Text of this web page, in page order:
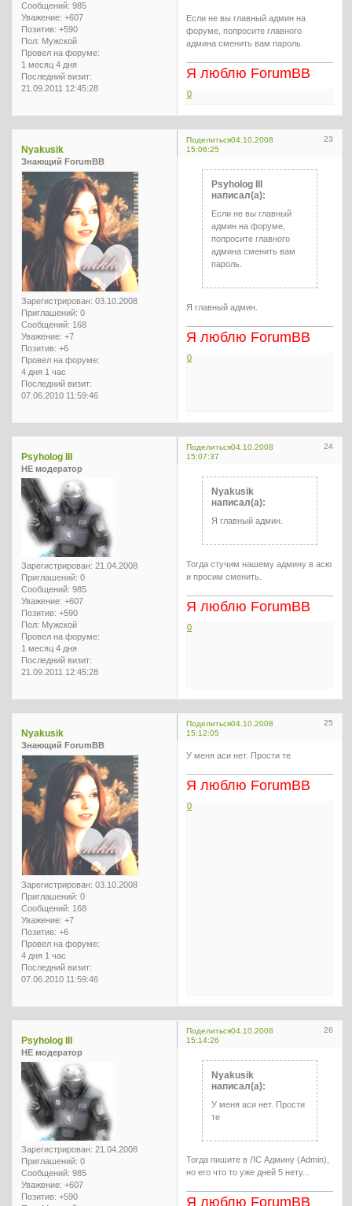
Сообщений: 985
Уважение: +607
Позитив: +590
Пол: Мужской
Провел на форуме:
1 месяц 4 дня
Последний визит:
21.09.2011 12:45:28
Если не вы главный админ на
форуме, попросите главного
админа сменить вам пароль.
Я люблю ForumBB
0
Поделиться 23
04.10.2008
15:06:25
Nyakusik
Знающий ForumBB
Зарегистрирован: 03.10.2008
Приглашений: 0
Сообщений: 168
Уважение: +7
Позитив: +6
Провел на форуме:
4 дня 1 час
Последний визит:
07.06.2010 11:59:46
Psyholog III
написал(а):
Если не вы главный
админ на форуме,
попросите главного
админа сменить вам
пароль.
Я главный админ.
Я люблю ForumBB
0
Поделиться 24
04.10.2008
15:07:37
Psyholog III
НЕ модератор
Зарегистрирован: 21.04.2008
Приглашений: 0
Сообщений: 985
Уважение: +607
Позитив: +590
Пол: Мужской
Провел на форуме:
1 месяц 4 дня
Последний визит:
21.09.2011 12:45:28
Nyakusik
написал(а):
Я главный админ.
Тогда стучим нашему админу в асю
и просим сменить.
Я люблю ForumBB
0
Поделиться 25
04.10.2008
15:12:05
Nyakusik
Знающий ForumBB
Зарегистрирован: 03.10.2008
Приглашений: 0
Сообщений: 168
Уважение: +7
Позитив: +6
Провел на форуме:
4 дня 1 час
Последний визит:
07.06.2010 11:59:46
У меня аси нет. Прости те
Я люблю ForumBB
0
Поделиться 26
04.10.2008
15:14:26
Psyholog III
НЕ модератор
Зарегистрирован: 21.04.2008
Приглашений: 0
Сообщений: 985
Уважение: +607
Позитив: +590
Nyakusik
написал(а):
У меня аси нет. Прости
те
Тогда пишите в ЛС Админу (Admin),
но его что то уже дней 5 нету...
Я люблю ForumBB